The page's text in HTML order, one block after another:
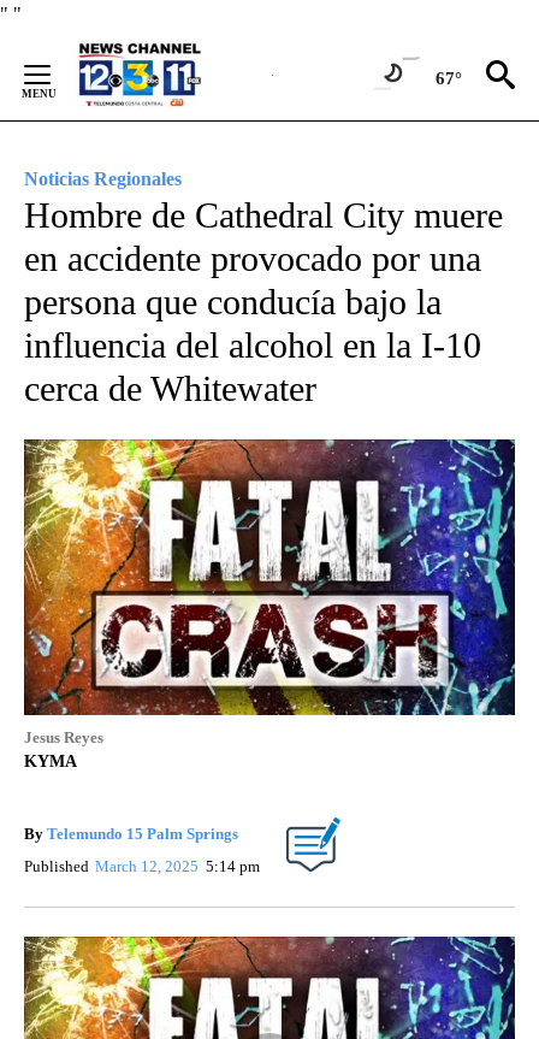
" "
Content
67°
Noticias Regionales
Hombre de Cathedral City muere
en accidente provocado por una
persona que conducía bajo la
influencia del alcohol en la I-10
cerca de Whitewater
Jesus Reyes
KYMA
By Telemundo 15 Palm Springs
Published March 12, 2025 5:14 pm